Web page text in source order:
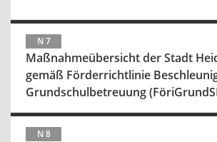
N 7
Maßnahmeübersicht der Stadt
gemäß Förderrichtlinie
Grundschulbetreuung
N 8